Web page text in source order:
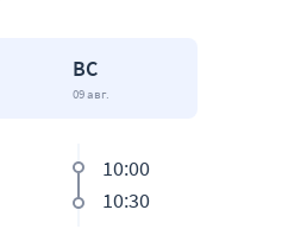
ВС
09 авг.
10:00
10:30